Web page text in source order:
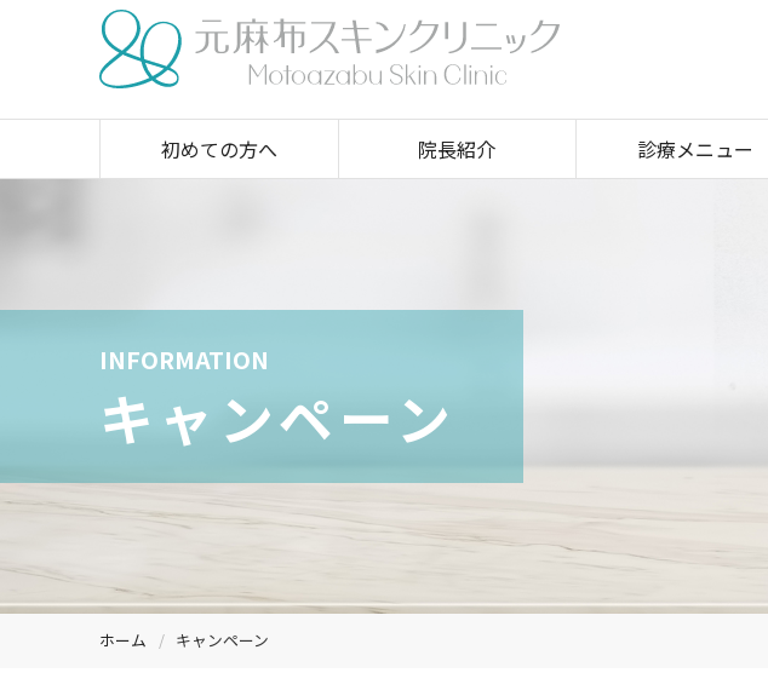
初めての方へ 院長紹介 診療メニュー
INFORMATION
キャンペーン
ホーム キャンペーン